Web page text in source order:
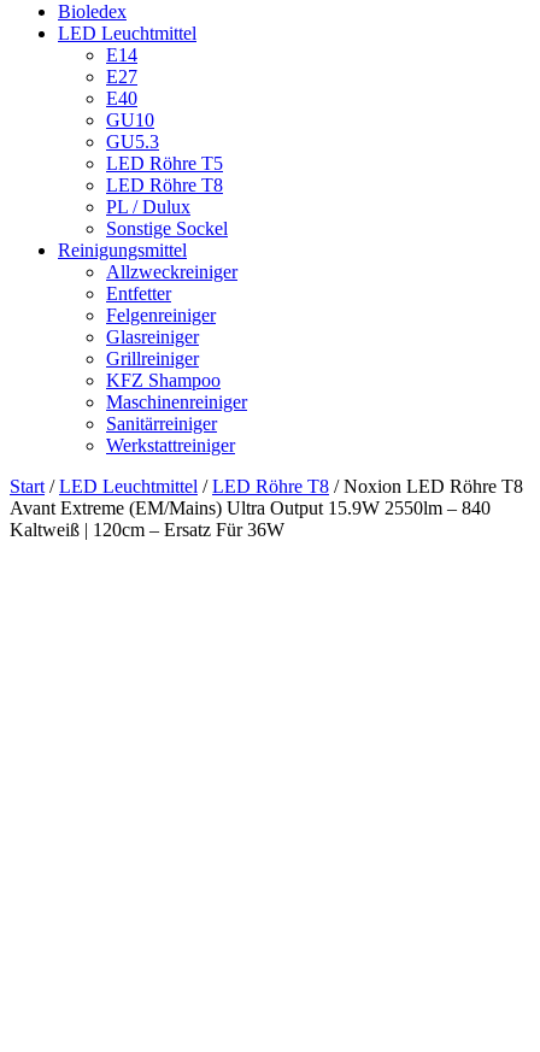
Bioledex
LED Leuchtmittel
E14
E27
E40
GU10
GU5.3
LED Röhre T5
LED Röhre T8
PL / Dulux
Sonstige Sockel
Reinigungsmittel
Allzweckreiniger
Entfetter
Felgenreiniger
Glasreiniger
Grillreiniger
KFZ Shampoo
Maschinenreiniger
Sanitärreiniger
Werkstattreiniger
Start /LED Leuchtmittel /LED Röhre T8 / Noxion LED Röhre T8
Avant Extreme (EM/Mains) Ultra Output 15.9W 2550lm – 840
Kaltweiß | 120cm – Ersatz Für 36W